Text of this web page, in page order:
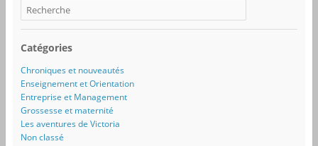
Catégories
Chroniques et nouveautés
Enseignement et Orientation
Entreprise et Management
Grossesse et maternité
Les aventures de Victoria
Non classé